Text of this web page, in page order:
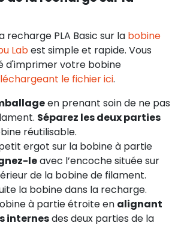
recharge PLA Basic sur la bobine
Labest simple et rapide. Vous
d'imprimer votre bobine
le fichier ici.
en prenant soin de ne pas
Séparez les deux parties
réutilisable.
ergot sur la bobine à partie
leavec l’encoche située sur
de la bobine de filament.
la bobine dans la recharge.
à partie étroite en alignant
internesdes deux parties de la